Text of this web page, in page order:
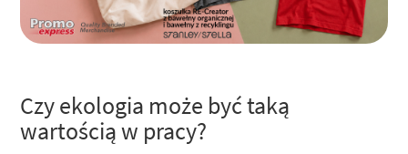
Czy ekologia może być taką
wartością w pracy?